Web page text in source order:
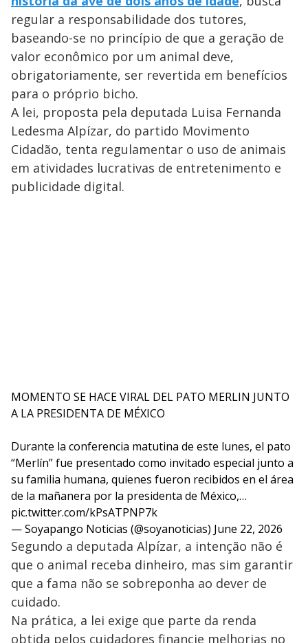
regular a responsabilidade dos tutores,
baseando-se no princípio de que a geração de
valor econômico por um animal deve,
obrigatoriamente, ser revertida em benefícios
para o próprio bicho.
A lei, proposta pela deputada Luisa Fernanda
Ledesma Alpízar, do partido Movimento
Cidadão, tenta regulamentar o uso de animais
em atividades lucrativas de entretenimento e
publicidade digital.
MOMENTO SE HACE VIRAL DEL PATO MERLIN JUNTO
A LA PRESIDENTA DE MÉXICO
Durante la conferencia matutina de este lunes, el pato
“Merlín” fue presentado como invitado especial junto a
su familia humana, quienes fueron recibidos en el área
de la mañanera por la presidenta de México,…
pic.twitter.com/kPsATPNP7k
— Soyapango Noticias (@soyanoticias) June 22, 2026
Segundo a deputada Alpízar, a intenção não é
que o animal receba dinheiro, mas sim garantir
que a fama não se sobreponha ao dever de
cuidado.
Na prática, a lei exige que parte da renda
obtida pelos cuidadores financie melhorias no